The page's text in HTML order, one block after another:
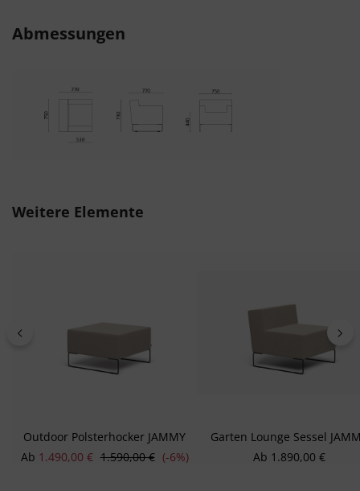
Abmessungen
Produktgalerie überspringen
Weitere Elemente
Outdoor Polsterhocker JAMMY
Verkaufspreis:
Ab 1.490,00 € Regulärer Preis:
1.590,00 € (-6%)
Garten Lounge Sessel
Regulärer Preis:
Ab 1.890,00 €